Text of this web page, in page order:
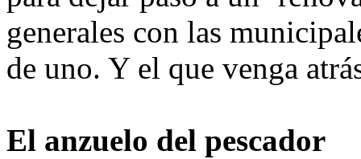
generales con las
de uno. Y el que venga
El anzuelo del pescador